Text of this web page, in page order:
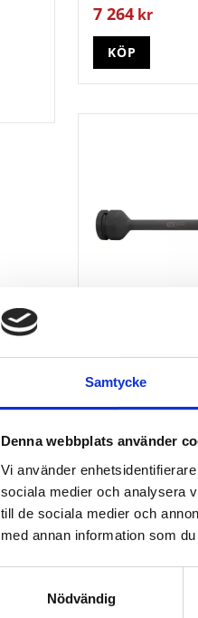
Samtycke
Denna webbplats använder
Vi använder
sociala medier och analysera
till de sociala medier och
med annan information som
Nödvändig
7 264 kr
KÖP
1” sexkant vrid-
KÖP